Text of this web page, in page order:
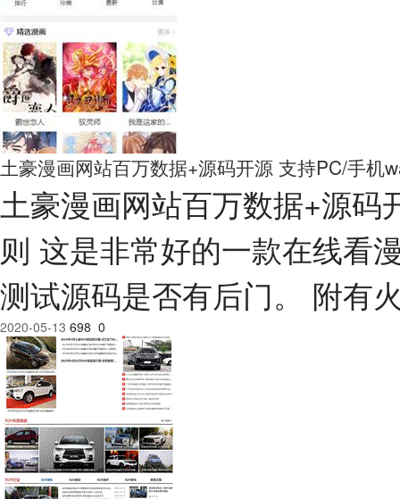
土豪漫画网站百万数据+源码开源 支持PC/手机
土豪漫画网站百万数据+源码
则 这是非常好的一款在线看
测试源码是否有后门。 附有
2020-05-13 698 0